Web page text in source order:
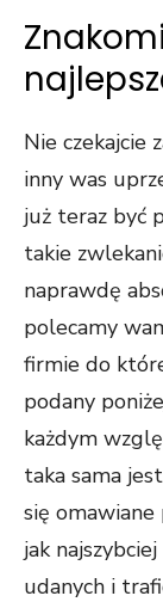
Nie czekajcie
inny was
już teraz być
takie
naprawdę
polecamy
firmie do
podany
każdym
taka sama
się
jak
udanych i